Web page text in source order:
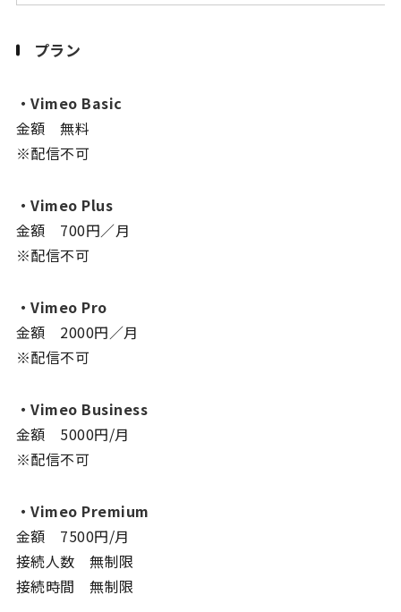
プラン
・Vimeo Basic
金額 無料
※配信不可
・Vimeo Plus
金額 700円／月
※配信不可
・Vimeo Pro
金額 2000円／月
※配信不可
・Vimeo Business
金額 5000円/月
※配信不可
・Vimeo Premium
金額 7500円/月
接続人数 無制限
接続時間 無制限